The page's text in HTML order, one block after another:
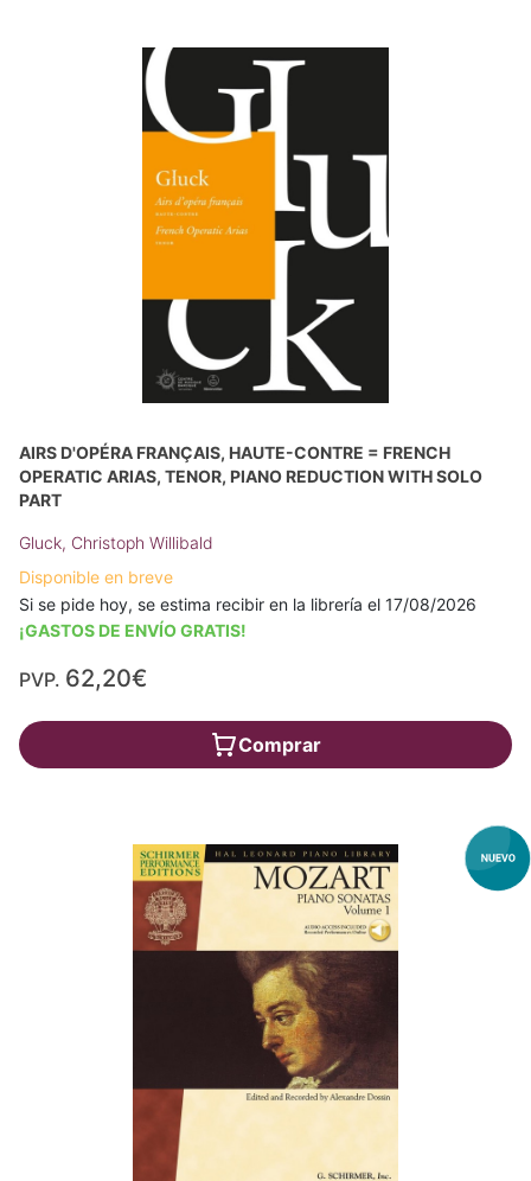
AIRS D'OPÉRA FRANÇAIS, HAUTE-CONTRE = FRENCH
OPERATIC ARIAS, TENOR, PIANO REDUCTION WITH SOLO
PART
Gluck, Christoph Willibald
Disponible en breve
Si se pide hoy, se estima recibir en la librería el 17/08/2026
¡GASTOS DE ENVÍO GRATIS!
PVP. 62,20€
Comprar